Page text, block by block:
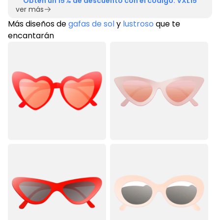
ver más
Más diseños degafas de soly lustroso que te
encantarán